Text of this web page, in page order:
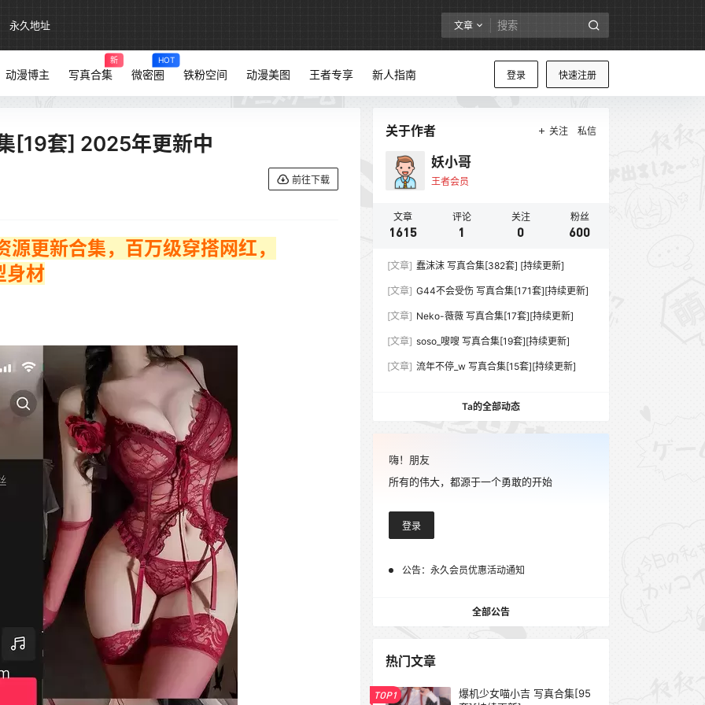
永久地址 文章
登录 快速注册
动漫博主 写真合集
新
微密圈
HOT
铁粉空间 动漫美图 王者专享 新人指南
[19套] 2025年更新中
前往下载
更新合集，百万级穿搭网红，
身材
关于作者 关注 私信
妖小哥
王者会员
文章
1615
评论
1
关注
0
粉丝
600
[文章] 蠢沫沫 写真合集[382套] [持续更新]
[文章] G44不会受伤 写真合集[171套][持续更新]
[文章] Neko-薇薇 写真合集[17套][持续更新]
[文章] soso_嗖嗖 写真合集[19套][持续更新]
[文章] 流年不停_w 写真合集[15套][持续更新]
Ta的全部动态
嗨！朋友
所有的伟大，都源于一个勇敢的开始
登录
公告： 永久会员优惠活动通知
全部公告
热门文章
TOP1
爆机少女喵小吉 写真合集[95